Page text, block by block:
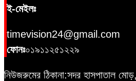
ই-মেইলঃ
timevision24@gmail.com
ফোনঃ০১৯১১২৫১২২৯
নিউজরুমের ঠিকানা:সদর হাসপাতাল